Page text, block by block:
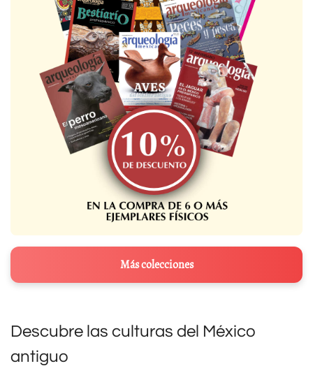
Más colecciones
Descubre las culturas del México
antiguo